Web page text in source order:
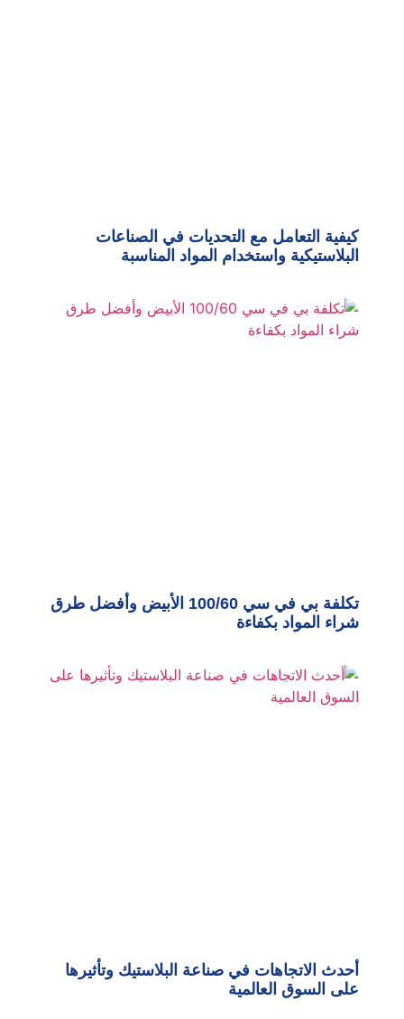
كيفية التعامل مع التحديات في الصناعات
البلاستيكية واستخدام المواد المناسبة
تكلفة بي في سي 100/60 الأبيض وأفضل طرق
شراء المواد بكفاءة
أحدث الاتجاهات في صناعة البلاستيك وتأثيرها
على السوق العالمية